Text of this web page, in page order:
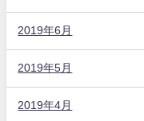
2019年6月
2019年5月
2019年4月